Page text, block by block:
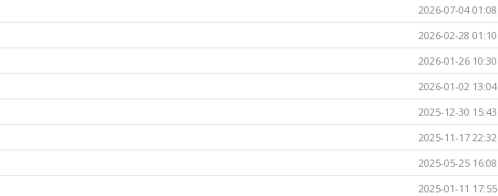
2026-07-04 01:08
2026-02-28 01:10
2026-01-26 10:30
2026-01-02 13:04
2025-12-30 15:43
2025-11-17 22:32
2025-05-25 16:08
2025-01-11 17:55